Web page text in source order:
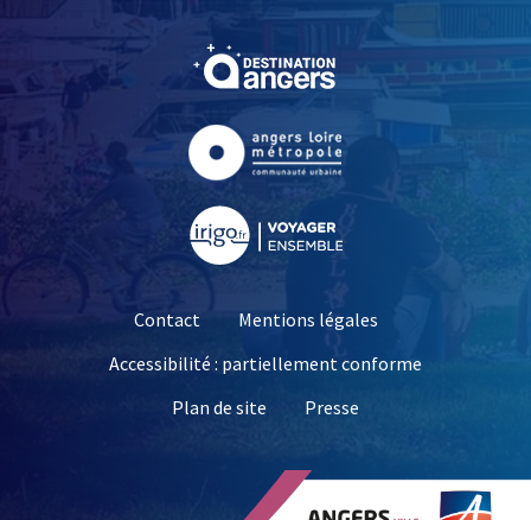
, Ouvre une nouvelle
, Ouvre une nouvelle
Contact
Mentions légales
Accessibilité : partiellement conforme
Plan de site
Presse